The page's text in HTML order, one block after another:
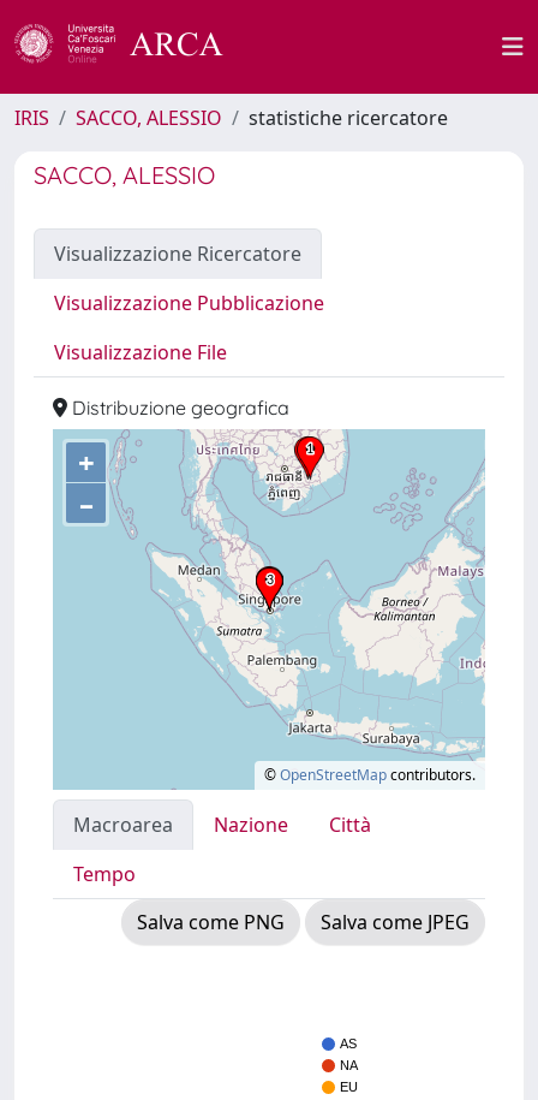
IRIS SACCO, ALESSIO statistiche ricercatore
SACCO, ALESSIO
Visualizzazione Ricercatore
Visualizzazione Pubblicazione
Visualizzazione File
Distribuzione geografica
+
–
©OpenStreetMapcontributors.
Macroarea Nazione
Città
Tempo
Salva come PNG
Salva come JPEG
AS
NA
EU